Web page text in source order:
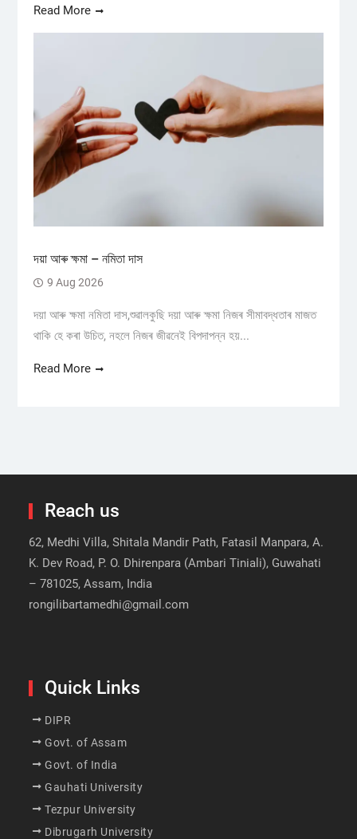
Read More
দয়া আৰু ক্ষমা – নমিতা দাস
9 Aug 2026
দয়া আৰু ক্ষমা নমিতা দাস,শুৱালকুছি দয়া আৰু ক্ষমা নিজৰ সীমাবদ্ধতাৰ মাজত
থাকি হে কৰা উচিত, নহলে নিজৰ জীৱনেই বিপদাপন্ন হয়...
Read More
Reach us
62, Medhi Villa, Shitala Mandir Path, Fatasil Manpara, A.
K. Dev Road, P. O. Dhirenpara (Ambari Tiniali), Guwahati
– 781025, Assam, India
rongilibartamedhi@gmail.com
Quick Links
DIPR
Govt. of Assam
Govt. of India
Gauhati University
Tezpur University
Dibrugarh University